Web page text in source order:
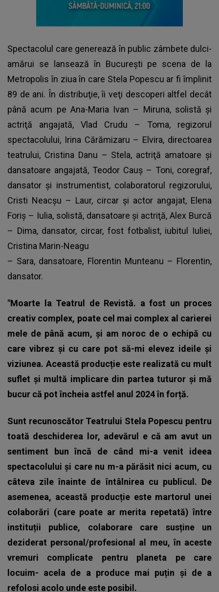
Spectacolul care generează în public zâmbete dulci-
amărui se lansează în Bucureşti pe scena de la
Metropolis în ziua în care Stela Popescu ar fi împlinit
89 de ani. În distribuţie, îi veţi descoperi altfel decât
până acum pe Ana-Maria Ivan – Miruna, solistă şi
actriţă angajată, Vlad Crudu – Toma, regizorul
spectacolului, Irina Cărămizaru – Elvira, directoarea
teatrului, Cristina Danu – Stela, actriţă amatoare şi
dansatoare angajată, Teodor Cauş – Toni, coregraf,
dansator şi instrumentist, colaboratorul regizorului,
Cristi Neacşu – Laur, circar şi actor angajat, Elena
Foriş – Iulia, solistă, dansatoare şi actriţă, Alex Burcă
– Dima, dansator, circar, fost fotbalist, iubitul Iuliei,
Cristina Marin-Neagu
– Sara, dansatoare, Florentin Munteanu – Florentin,
dansator.
"Moarte la Teatrul de Revistă. a fost un proces
creativ complex, poate cel mai complex al carierei
mele de până acum, și am noroc de o echipă cu
care vibrez și cu care pot să-mi elevez ideile și
viziunea. Această producție este realizată cu mult
suflet și multă implicare din partea tuturor și mă
bucur că pot încheia astfel anul 2024 în forță.
Sunt recunoscător Teatrului Stela Popescu pentru
toată deschiderea lor, adevărul e că am avut un
sentiment bun încă de când mi-a venit ideea
spectacolului și care nu m-a părăsit nici acum, cu
câteva zile înainte de întâlnirea cu publicul. De
asemenea, această producție este martorul unei
colaborări (care poate ar merita repetată) între
instituții publice, colaborare care susține un
deziderat personal/profesional al meu, în aceste
vremuri complicate pentru planeta pe care
locuim- acela de a produce mai puțin și de a
refolosi acolo unde este posibil.